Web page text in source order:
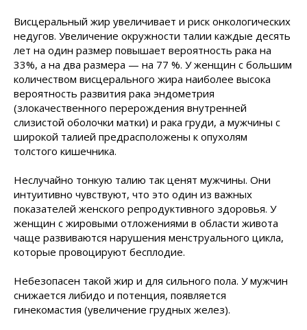
Висцеральный жир увеличивает и риск онкологических
недугов. Увеличение окружности талии каждые десять
лет на один размер повышает вероятность рака на
33%, а на два размера — на 77 %. У женщин с большим
количеством висцерального жира наиболее высока
вероятность развития рака эндометрия
(злокачественного перерождения внутренней
слизистой оболочки матки) и рака груди, а мужчины с
широкой талией предрасположены к опухолям
толстого кишечника.
Неслучайно тонкую талию так ценят мужчины. Они
интуитивно чувствуют, что это один из важных
показателей женского репродуктивного здоровья. У
женщин с жировыми отложениями в области живота
чаще развиваются нарушения менструального цикла,
которые провоцируют бесплодие.
Небезопасен такой жир и для сильного пола. У мужчин
снижается либидо и потенция, появляется
гинекомастия (увеличение грудных желез).